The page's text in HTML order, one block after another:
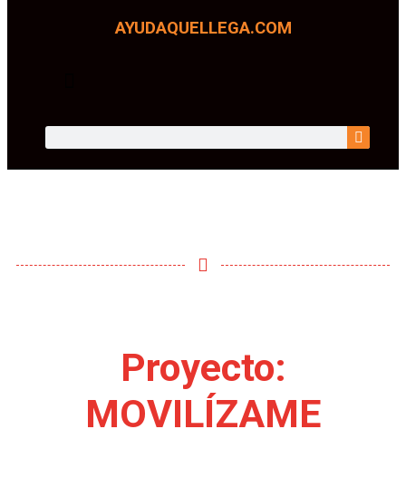
AYUDAQUELLEGA.COM
Proyecto:
MOVILÍZAME